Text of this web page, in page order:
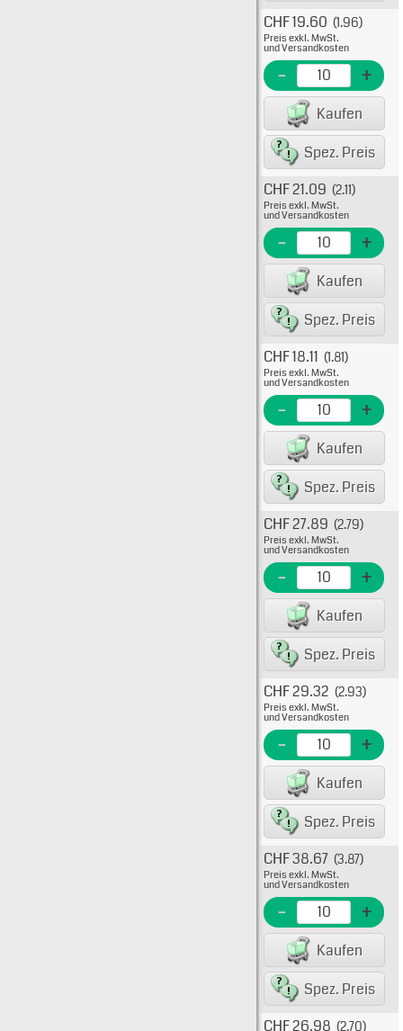
EME
CHF 19.60 (1.96)
Preis exkl. MwSt.
und Versandkosten
- +
Kaufen
Spez. Preis
EME
CHF 21.09 (2.11)
Preis exkl. MwSt.
und Versandkosten
- +
Kaufen
Spez. Preis
EME
CHF 18.11 (1.81)
Preis exkl. MwSt.
und Versandkosten
- +
Kaufen
Spez. Preis
Typ:
EME
CHF 27.89 (2.79)
Preis exkl. MwSt.
und Versandkosten
- +
Kaufen
Spez. Preis
Typ:
EME
CHF 29.32 (2.93)
Preis exkl. MwSt.
und Versandkosten
- +
Kaufen
Spez. Preis
Typ:
EME
CHF 38.67 (3.87)
Preis exkl. MwSt.
und Versandkosten
- +
Kaufen
Spez. Preis
CHF 26.98 (2.70)